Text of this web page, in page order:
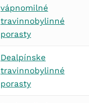
vápnomilné
travinnobylinné
porasty
Dealpínske
travinnobylinné
porasty